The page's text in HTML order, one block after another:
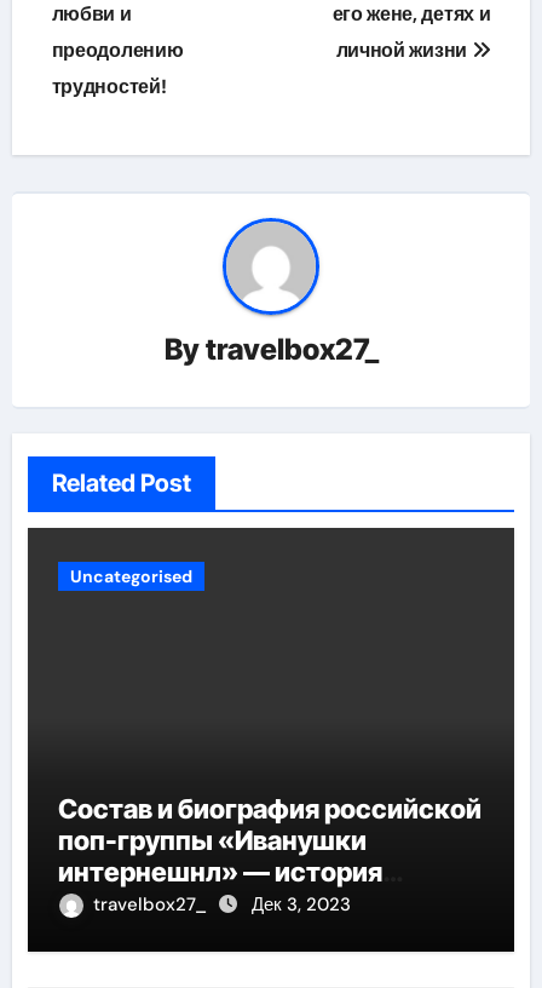
любви и
преодолению
трудностей!
его жене, детях и
личной жизни
Bytravelbox27_
Related Post
Uncategorised
Состав и биография российской
поп-группы «Иванушки
интернешнл» — история
успеха, музыка и судьбы
travelbox27_ Дек 3, 2023